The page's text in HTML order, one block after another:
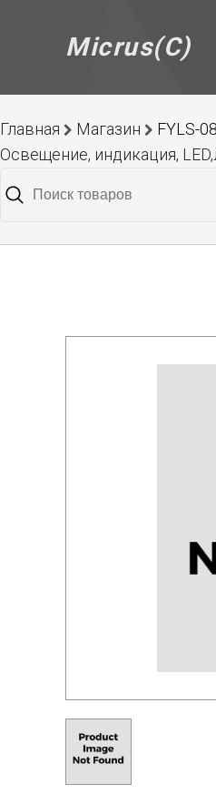
Micrus(C)
Главная Магазин
FYLS-
Освещение, индикация,